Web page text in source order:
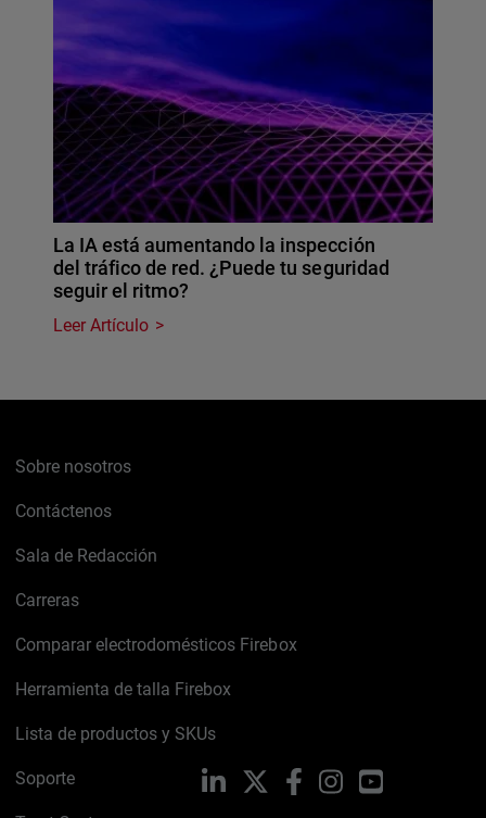
La IA está aumentando la inspección
del tráfico de red. ¿Puede tu seguridad
seguir el ritmo?
Leer Artículo
Sobre nosotros
Contáctenos
Sala de Redacción
Carreras
Comparar electrodomésticos Firebox
Herramienta de talla Firebox
Lista de productos y SKUs
Soporte LinkedIn FacebookInstagramYouTube